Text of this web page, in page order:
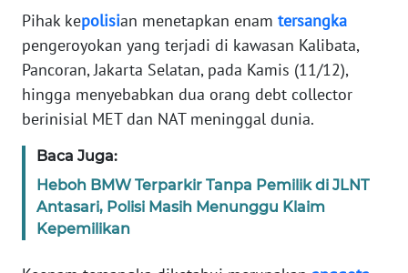
Pihak kepolisian menetapkan enam tersangka
pengeroyokan yang terjadi di kawasan Kalibata,
Pancoran, Jakarta Selatan, pada Kamis (11/12),
hingga menyebabkan dua orang debt collector
berinisial MET dan NAT meninggal dunia.
Baca Juga:
Heboh BMW Terparkir Tanpa Pemilik di JLNT
Antasari, Polisi Masih Menunggu Klaim
Kepemilikan
KONTAK
KAMI
INFO
IKLAN
KAMI
PEDOMAN